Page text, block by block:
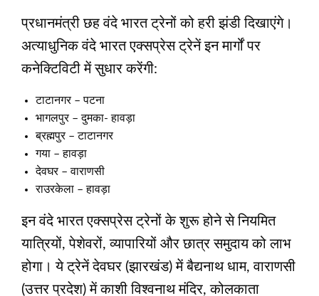
प्रधानमंत्री छह वंदे भारत ट्रेनों को हरी झंडी दिखाएंगे।
अत्याधुनिक वंदे भारत एक्सप्रेस ट्रेनें इन मार्गों पर
कनेक्टिविटी में सुधार करेंगी:
टाटानगर – पटना
भागलपुर – दुमका- हावड़ा
ब्रह्मपुर – टाटानगर
गया – हावड़ा
देवघर – वाराणसी
राउरकेला – हावड़ा
इन वंदे भारत एक्सप्रेस ट्रेनों के शुरू होने से नियमित
यात्रियों, पेशेवरों, व्यापारियों और छात्र समुदाय को लाभ
होगा। ये ट्रेनें देवघर (झारखंड) में बैद्यनाथ धाम, वाराणसी
(उत्तर प्रदेश) में काशी विश्वनाथ मंदिर, कोलकाता